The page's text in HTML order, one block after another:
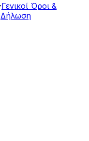
·Γενικοί Όροι &
Δήλωση